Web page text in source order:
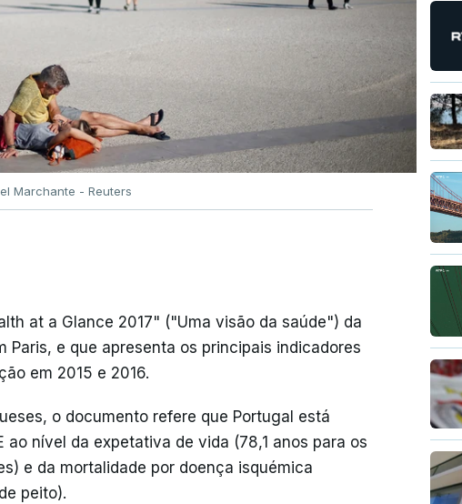
Marchante - Reuters
at a Glance 2017" ("Uma visão da saúde") da
Paris, e que apresenta os principais indicadores
em 2015 e 2016.
o documento refere que Portugal está
ao nível da expetativa de vida (78,1 anos para os
e da mortalidade por doença isquémica
peito).